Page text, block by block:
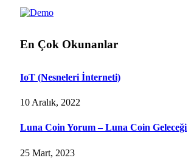
En Çok Okunanlar
IoT (Nesneleri İnterneti)
10 Aralık, 2022
Luna Coin Yorum – Luna Coin Geleceği
25 Mart, 2023